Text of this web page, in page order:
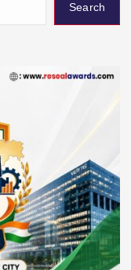
Search